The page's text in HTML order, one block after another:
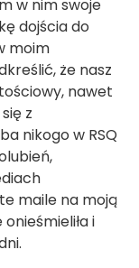
w nim swoje
dojścia do
moim
że nasz
nawet
z
nikogo w RSQ
maile na moją
i